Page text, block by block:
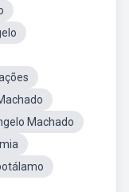
Machado